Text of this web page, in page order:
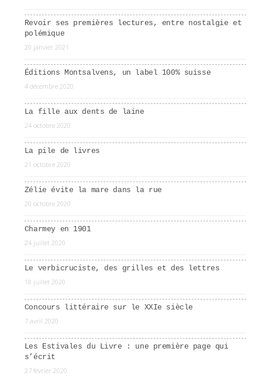
Revoir ses premières lectures, entre nostalgie et
polémique
20 janvier 2021
Éditions Montsalvens, un label 100% suisse
4 décembre 2020
La fille aux dents de laine
24 octobre 2020
La pile de livres
21 octobre 2020
Zélie évite la mare dans la rue
20 octobre 2020
Charmey en 1901
24 juillet 2020
Le verbicruciste, des grilles et des lettres
18 juillet 2020
Concours littéraire sur le XXIe siècle
7 avril 2020
Les Estivales du Livre : une première page qui
s’écrit
27 février 2020